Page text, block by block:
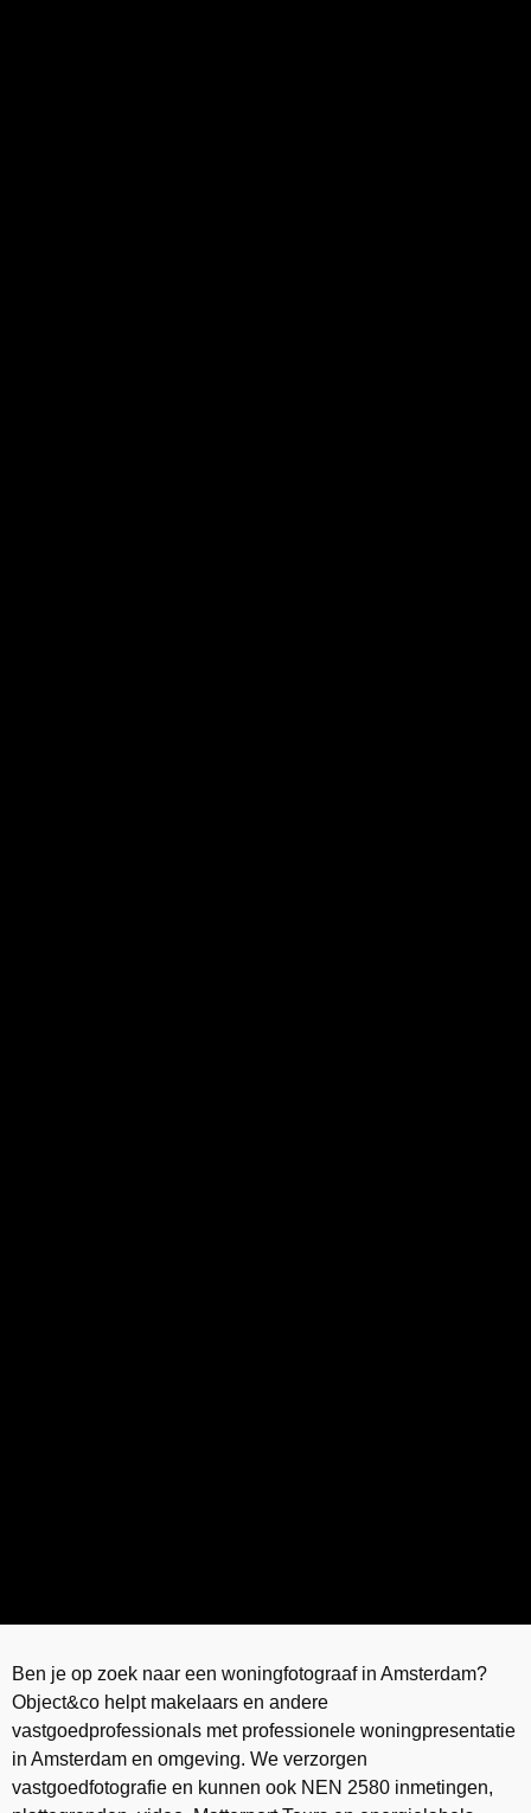
Ben je op zoek naar een woningfotograaf in Amsterdam?
Object&co helpt makelaars en andere
vastgoedprofessionals met professionele woningpresentatie
in Amsterdam en omgeving. We verzorgen
vastgoedfotografie en kunnen ook NEN 2580 inmetingen,